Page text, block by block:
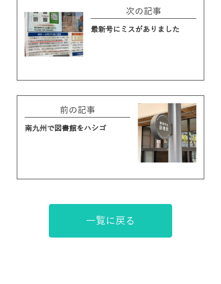
次の記事
最新号にミスがありました
前の記事
南九州で図書館をハシゴ
一覧に戻る